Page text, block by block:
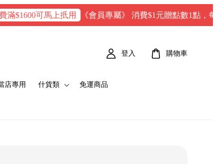
可馬上扺用 《會員專屬》 消費$1元贈點數1點，每100 點
店專用 什貨類 免運商品
登入 購物車